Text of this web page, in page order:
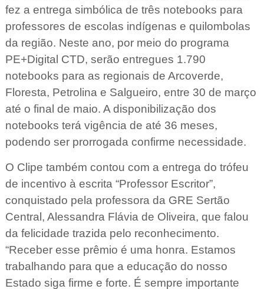
fez a entrega simbólica de três notebooks para
professores de escolas indígenas e quilombolas
da região. Neste ano, por meio do programa
PE+Digital CTD, serão entregues 1.790
notebooks para as regionais de Arcoverde,
Floresta, Petrolina e Salgueiro, entre 30 de março
até o final de maio. A disponibilização dos
notebooks terá vigência de até 36 meses,
podendo ser prorrogada confirme necessidade.
O Clipe também contou com a entrega do trófeu
de incentivo à escrita “Professor Escritor”,
conquistado pela professora da GRE Sertão
Central, Alessandra Flávia de Oliveira, que falou
da felicidade trazida pelo reconhecimento.
“Receber esse prêmio é uma honra. Estamos
trabalhando para que a educação do nosso
Estado siga firme e forte. É sempre importante